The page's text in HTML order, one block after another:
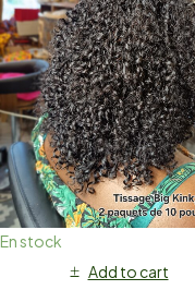
En stock
Add to cart